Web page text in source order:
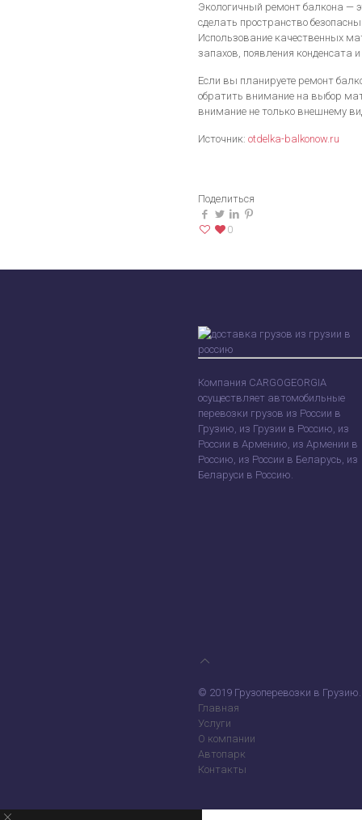
Экологичный ремонт балкона —
сделать пространство
Использование качественных
запахов, появления конденсата
Если вы планируете ремонт
обратить внимание на выбор
внимание не только внешнему
Источник: otdelka-balkonow.ru
Поделиться
0
Компания CARGOGEORGIA
осуществляет автомобильные
перевозки грузов из России в
Грузию, из Грузии в Россию, из
России в Армению, из Армении в
Россию, из России в Беларусь, из
Беларуси в Россию.
© 2019 Грузоперевозки в Грузию.
Главная
Услуги
О компании
Автопарк
Контакты